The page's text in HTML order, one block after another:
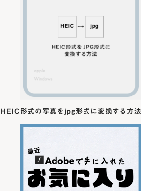
HEIC形式の写真をjpg形式に変換する方法